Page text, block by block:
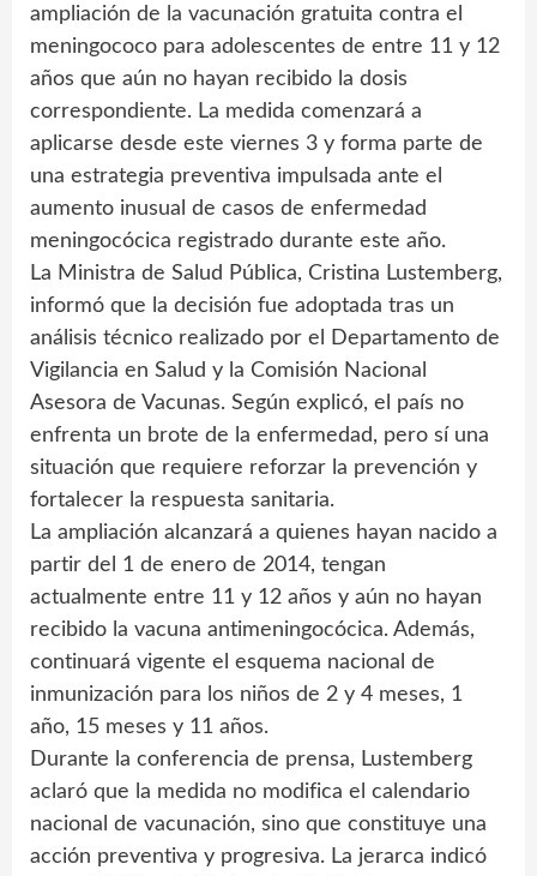
ampliación de la vacunación gratuita contra el
meningococo para adolescentes de entre 11 y 12
años que aún no hayan recibido la dosis
correspondiente. La medida comenzará a
aplicarse desde este viernes 3 y forma parte de
una estrategia preventiva impulsada ante el
aumento inusual de casos de enfermedad
meningocócica registrado durante este año.
La Ministra de Salud Pública, Cristina Lustemberg,
informó que la decisión fue adoptada tras un
análisis técnico realizado por el Departamento de
Vigilancia en Salud y la Comisión Nacional
Asesora de Vacunas. Según explicó, el país no
enfrenta un brote de la enfermedad, pero sí una
situación que requiere reforzar la prevención y
fortalecer la respuesta sanitaria.
La ampliación alcanzará a quienes hayan nacido a
partir del 1 de enero de 2014, tengan
actualmente entre 11 y 12 años y aún no hayan
recibido la vacuna antimeningocócica. Además,
continuará vigente el esquema nacional de
inmunización para los niños de 2 y 4 meses, 1
año, 15 meses y 11 años.
Durante la conferencia de prensa, Lustemberg
aclaró que la medida no modifica el calendario
nacional de vacunación, sino que constituye una
acción preventiva y progresiva. La jerarca indicó